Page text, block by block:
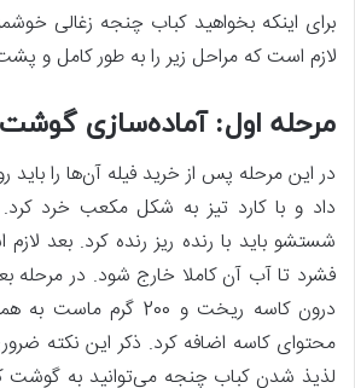
برای اینکه بخواهید کباب چنجه زغالی
لازم است که مراحل زیر را به طور کامل و
مرحله اول: آماده‌سازی
در این مرحله پس از خرید فیله آن‌ها را باید
داد و با کارد تیز به شکل مکعب خرد
شستشو باید با رنده ریز رنده کرد. بعد
فشرد تا آب آن کاملا خارج شود. در مرحله
درون کاسه ریخت و 200
محتوای کاسه اضافه کرد. ذکر این نکته
لذیذ شدن کباب چنجه می‌توانید به گوشت